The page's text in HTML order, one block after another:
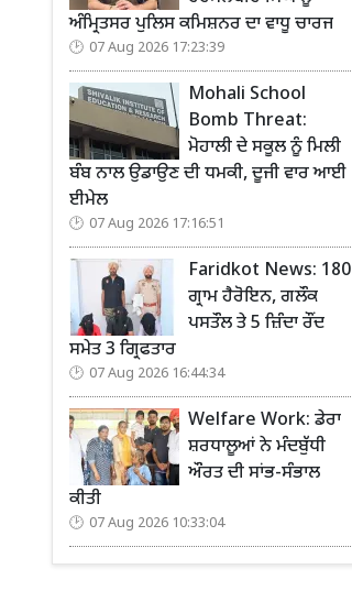
ਅੰਮ੍ਰਿਤਸਰ ਪੁਲਿਸ ਕਮਿਸ਼ਨਰ ਦਾ ਵਾਧੂ ਚਾਰਜ
07 Aug 2026 17:23:39
Mohali School
Bomb Threat:
ਮੋਹਾਲੀ ਦੇ ਸਕੂਲ ਨੂੰ ਮਿਲੀ
ਬੰਬ ਨਾਲ ਉਡਾਉਣ ਦੀ ਧਮਕੀ, ਦੂਜੀ ਵਾਰ ਆਈ
ਈਮੇਲ
07 Aug 2026 17:16:51
Faridkot News: 180
ਗ੍ਰਾਮ ਹੈਰੋਇਨ, ਗਲੌਕ
ਪਸਤੌਲ ਤੇ 5 ਜ਼ਿੰਦਾ ਰੌਂਦ
ਸਮੇਤ 3 ਗ੍ਰਿਫਤਾਰ
07 Aug 2026 16:44:34
Welfare Work: ਡੇਰਾ
ਸ਼ਰਧਾਲੂਆਂ ਨੇ ਮੰਦਬੁੱਧੀ
ਔਰਤ ਦੀ ਸਾਂਭ-ਸੰਭਾਲ
ਕੀਤੀ
07 Aug 2026 10:33:04